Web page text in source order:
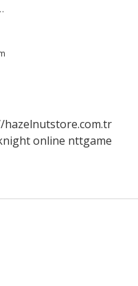
hazelnutstore.com.tr
online nttgame